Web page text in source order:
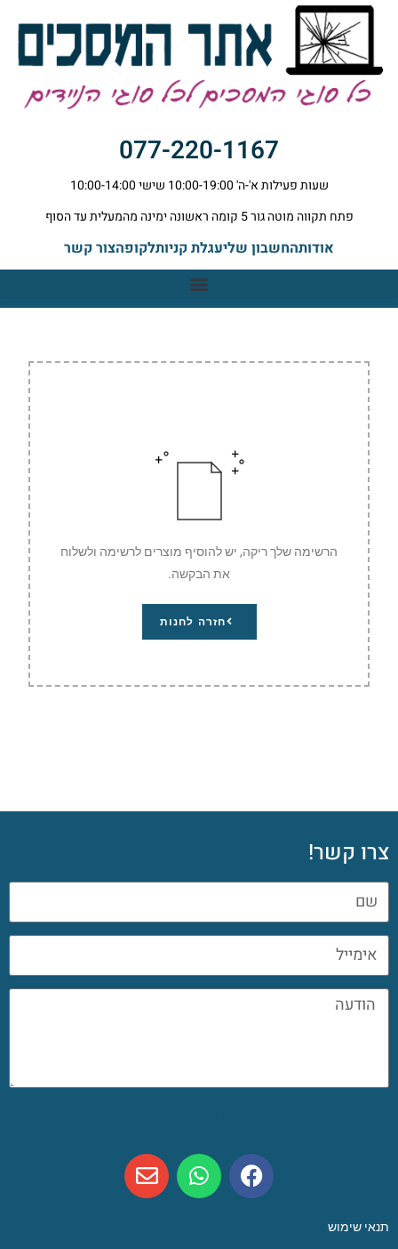
לתוכן
077-220-1167
שעות פעילות א'-ה' 10:00-19:00 שישי 10:00-14:00
פתח תקווה מוטה גור 5 קומה ראשונה ימינה מהמעלית עד הסוף
אודותהחשבון שליעגלת קניותלקופהצור קשר
הרשימה שלך ריקה, יש להוסיף מוצרים לרשימה ולשלוח
את הבקשה.
חזרה לחנות
צרו קשר!
תנאי שימוש